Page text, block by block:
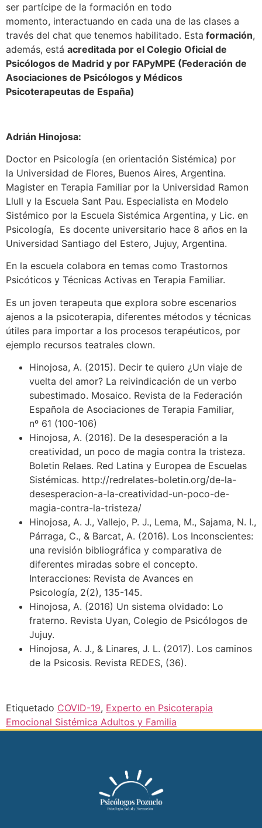
ser partícipe de la formación en todo
momento, interactuando en cada una de las clases a
través del chat que tenemos habilitado. Esta formación,
además, está acreditada por el Colegio Oficial de
Psicólogos de Madrid y por FAPyMPE (Federación de
Asociaciones de Psicólogos y Médicos
Psicoterapeutas de España)
Adrián Hinojosa:
Doctor en Psicología (en orientación Sistémica) por
la Universidad de Flores, Buenos Aires, Argentina.
Magister en Terapia Familiar por la Universidad Ramon
Llull y la Escuela Sant Pau. Especialista en Modelo
Sistémico por la Escuela Sistémica Argentina, y Lic. en
Psicología, Es docente universitario hace 8 años en la
Universidad Santiago del Estero, Jujuy, Argentina.
En la escuela colabora en temas como Trastornos
Psicóticos y Técnicas Activas en Terapia Familiar.
Es un joven terapeuta que explora sobre escenarios
ajenos a la psicoterapia, diferentes métodos y técnicas
útiles para importar a los procesos terapéuticos, por
ejemplo recursos teatrales clown.
Hinojosa, A. (2015). Decir te quiero ¿Un viaje de
vuelta del amor? La reivindicación de un verbo
subestimado. Mosaico. Revista de la Federación
Española de Asociaciones de Terapia Familiar,
nº 61 (100-106)
Hinojosa, A. (2016). De la desesperación a la
creatividad, un poco de magia contra la tristeza.
Boletin Relaes. Red Latina y Europea de Escuelas
Sistémicas. http://redrelates-boletin.org/de-la-
desesperacion-a-la-creatividad-un-poco-de-
magia-contra-la-tristeza/
Hinojosa, A. J., Vallejo, P. J., Lema, M., Sajama, N. I.,
Párraga, C., & Barcat, A. (2016). Los Inconscientes:
una revisión bibliográfica y comparativa de
diferentes miradas sobre el concepto.
Interacciones: Revista de Avances en
Psicología, 2(2), 135-145.
Hinojosa, A. (2016) Un sistema olvidado: Lo
fraterno. Revista Uyan, Colegio de Psicólogos de
Jujuy.
Hinojosa, A. J., & Linares, J. L. (2017). Los caminos
de la Psicosis. Revista REDES, (36).
Etiquetado COVID-19, Experto en Psicoterapia
Emocional Sistémica Adultos y Familia